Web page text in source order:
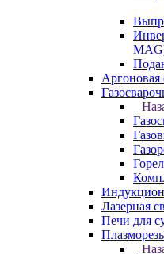
Аргоновая
Лазерная
Печи для